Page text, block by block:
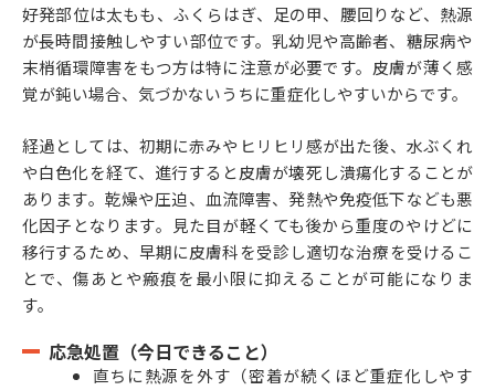
好発部位は太もも、ふくらはぎ、足の甲、腰回りなど、熱源
が長時間接触しやすい部位です。乳幼児や高齢者、糖尿病や
末梢循環障害をもつ方は特に注意が必要です。皮膚が薄く感
覚が鈍い場合、気づかないうちに重症化しやすいからです。
経過としては、初期に赤みやヒリヒリ感が出た後、水ぶくれ
や白色化を経て、進行すると皮膚が壊死し潰瘍化することが
あります。乾燥や圧迫、血流障害、発熱や免疫低下なども悪
化因子となります。見た目が軽くても後から重度のやけどに
移行するため、早期に皮膚科を受診し適切な治療を受けるこ
とで、傷あとや瘢痕を最小限に抑えることが可能になりま
す。
応急処置（今日できること）
直ちに熱源を外す（密着が続くほど重症化しやす